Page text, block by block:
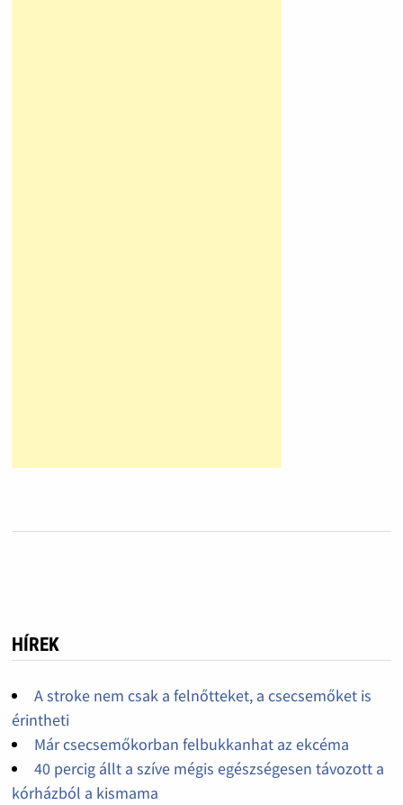
HÍREK
A stroke nem csak a felnőtteket, a csecsemőket is
érintheti
Már csecsemőkorban felbukkanhat az ekcéma
40 percig állt a szíve mégis egészségesen távozott a
kórházból a kismama